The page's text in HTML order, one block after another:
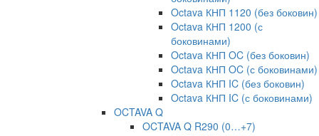
Octava КНП 1120 (без боковин)
Octava КНП 1200 (с
боковинами)
Octava КНП OC (без боковин)
Octava КНП OC (с боковинами)
Octava КНП IC (без боковин)
Octava КНП IC (с боковинами)
OCTAVA Q
OCTAVA Q R290 (0…+7)